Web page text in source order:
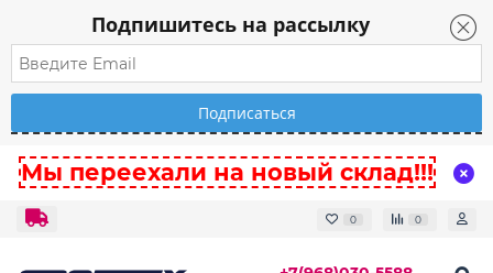
Подпишитесь на рассылку
Мы переехали на новый склад!!!
0 0